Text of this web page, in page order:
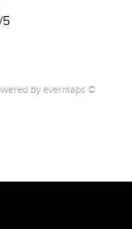
/5
by evermaps ©